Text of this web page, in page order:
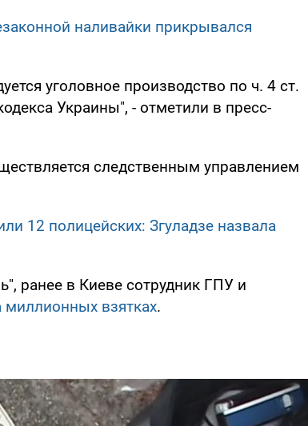
наливайки прикрывался
уголовное производство по ч. 4 ст.
Украины", - отметили в пресс-
следственным управлением
12 полицейских: Згуладзе назвала
ранее в Киеве сотрудник ГПУ и
миллионных взятках.